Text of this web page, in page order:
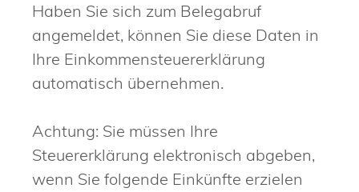
Haben Sie sich zum Belegabruf
angemeldet, können Sie diese Daten in
Ihre Einkommensteuererklärung
automatisch übernehmen.
Achtung: Sie müssen Ihre
Steuererklärung elektronisch abgeben,
wenn Sie folgende Einkünfte erzielen